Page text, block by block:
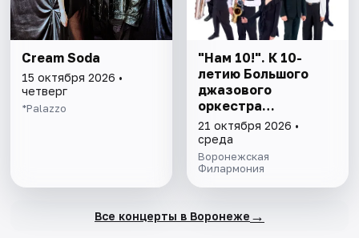
Cream Soda
15 октября 2026 •
четверг
*Palazzo
"Нам 10!". К 10-
летию Большого
джазового
оркестра
Воронежской
филармонии.
21 октября 2026 •
среда
Воронежская
Филармония
Все концерты в Воронеже →